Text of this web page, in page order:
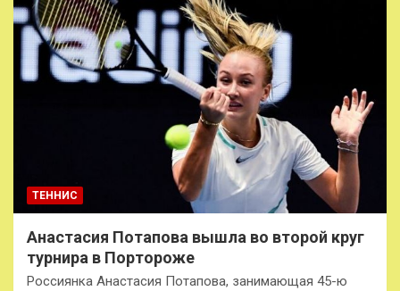
ТЕННИС
Анастасия Потапова вышла во второй круг
турнира в Портороже
Россиянка Анастасия Потапова, занимающая 45-ю